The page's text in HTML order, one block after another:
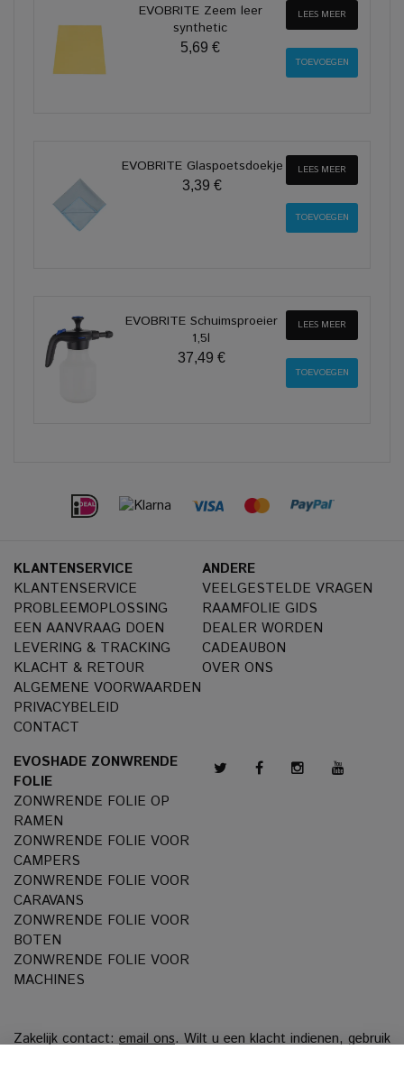
EVOBRITE Zeem leer
synthetic
5,69 €
LEES MEER
EVOBRITE Glaspoetsdoekje
3,39 €
LEES MEER
EVOBRITE Schuimsproeier
1,5l
37,49 €
LEES MEER
KLANTENSERVICE
KLANTENSERVICE
PROBLEEMOPLOSSING
EEN AANVRAAG DOEN
LEVERING & TRACKING
KLACHT & RETOUR
ALGEMENE VOORWAARDEN
PRIVACYBELEID
CONTACT
ANDERE
VEELGESTELDE VRAGEN
RAAMFOLIE GIDS
DEALER WORDEN
CADEAUBON
OVER ONS
EVOSHADE ZONWRENDE
FOLIE
ZONWRENDE FOLIE OP
RAMEN
ZONWRENDE FOLIE VOOR
CAMPERS
ZONWRENDE FOLIE VOOR
CARAVANS
ZONWRENDE FOLIE VOOR
BOTEN
ZONWRENDE FOLIE VOOR
MACHINES
Zakelijk contact: email ons. Wilt u een klacht indienen, gebruik